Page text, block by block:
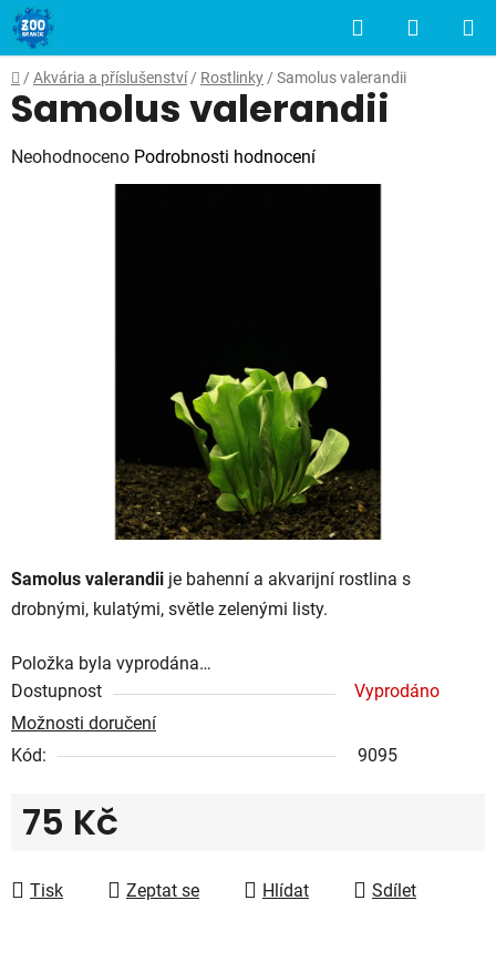
Přejít
na
obsah
Hledat
KOŠÍK
Domů
/ Akvária a příslušenství / Rostlinky / Samolus valerandii
Samolus valerandii je bahenní a akvarijní rostlina s
drobnými, kulatými, světle zelenými listy.
Položka byla vyprodána…
Dostupnost
Vyprodáno
Možnosti doručení
Kód:
9095
75 Kč
Tisk
Zeptat se Hlídat Sdílet
Samolus valerandii
Průměrné
Neohodnoceno Podrobnosti hodnocení